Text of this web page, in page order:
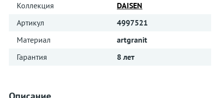
Коллекция
DAISEN
Артикул
4997521
Материал
artgranit
Гарантия
8 лет